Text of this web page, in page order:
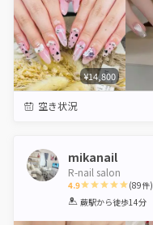
¥14,800
空き状況
mikanail
R-nail salon
4.9
1 2 3 4 5
(89件)
蕨駅から徒歩14分